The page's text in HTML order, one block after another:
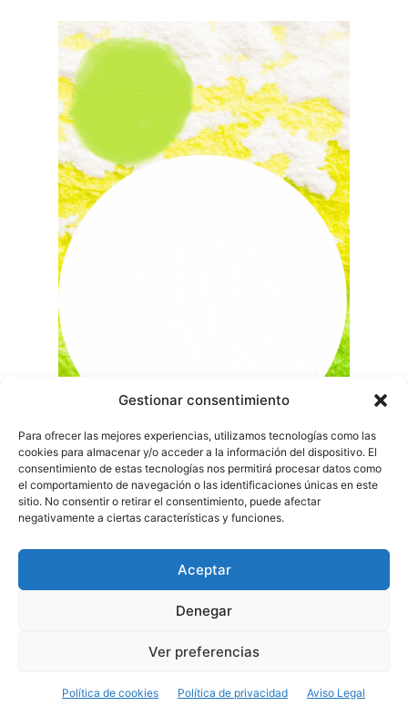
Gestionar consentimiento
Para ofrecer las mejores experiencias, utilizamos tecnologías como las
cookies para almacenar y/o acceder a la información del dispositivo. El
consentimiento de estas tecnologías nos permitirá procesar datos como
el comportamiento de navegación o las identificaciones únicas en este
sitio. No consentir o retirar el consentimiento, puede afectar
negativamente a ciertas características y funciones.
Aceptar
Denegar
Ver preferencias
Política de cookies Política de privacidad Aviso Legal
© Newspaper WordPress Theme by TagDiv